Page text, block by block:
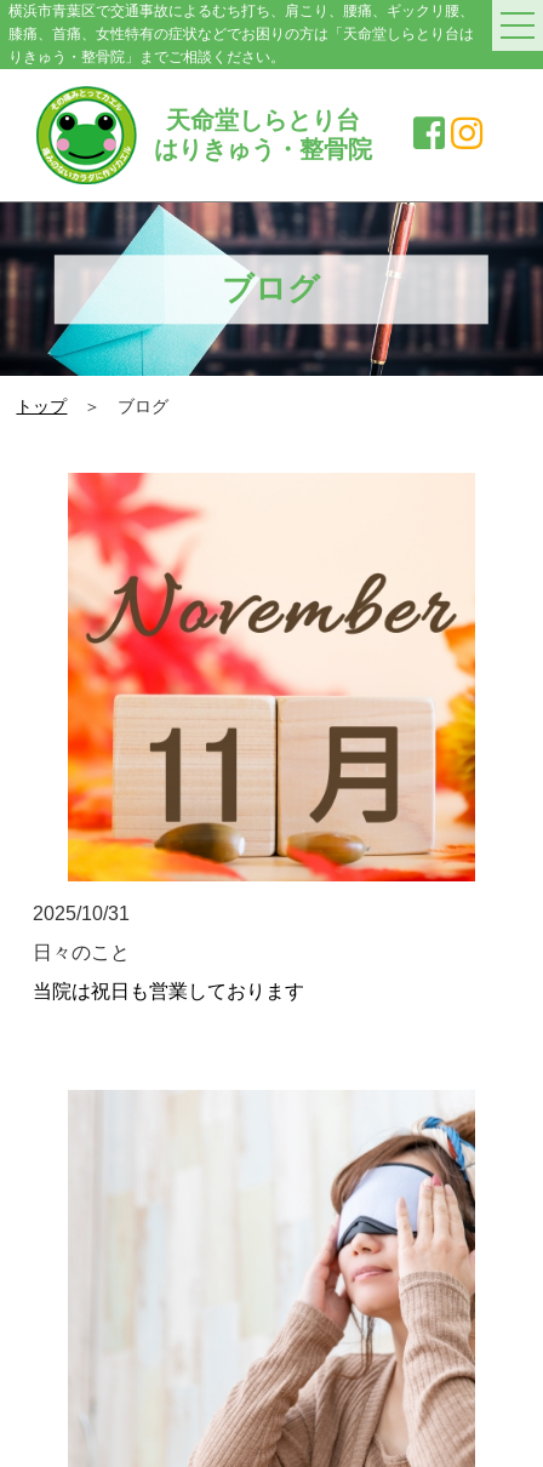
横浜市青葉区で交通事故によるむち打ち、肩こり、腰痛、ギックリ腰、
膝痛、首痛、女性特有の症状などでお困りの方は「天命堂しらとり台は
りきゅう・整骨院」までご相談ください。
天命堂しらとり台
はりきゅう・整骨院
HOME
料金案内
院紹介・アクセス
症状別施術メニュー
交通事故|むち打ち
肩こり
膝の痛み
スポーツ障害
坐骨神経痛
眼精疲労
女性特有の症状
四十肩・五十肩
寝違え
骨盤矯正
猫背矯正・姿勢改善
自律神経失調症
お問い合わせ
当院のアプリができました！
ご予約はこちらからも受け付けており
ます！
ブログ
トップ＞ ブログ
2025/10/31
日々のこと
当院は祝日も営業しております